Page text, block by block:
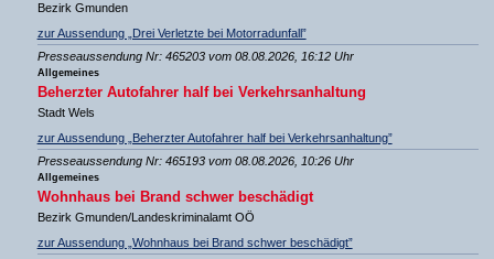
Bezirk Gmunden
zur Aussendung „Drei Verletzte bei Motorradunfall”
Presseaussendung Nr: 465203 vom 08.08.2026, 16:12 Uhr
Allgemeines
Beherzter Autofahrer half bei Verkehrsanhaltung
Stadt Wels
zur Aussendung „Beherzter Autofahrer half bei Verkehrsanhaltung”
Presseaussendung Nr: 465193 vom 08.08.2026, 10:26 Uhr
Allgemeines
Wohnhaus bei Brand schwer beschädigt
Bezirk Gmunden/Landeskriminalamt OÖ
zur Aussendung „Wohnhaus bei Brand schwer beschädigt”